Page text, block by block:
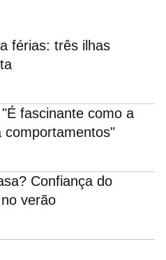
férias: três ilhas
fascinante como a
comportamentos"
Confiança do
verão